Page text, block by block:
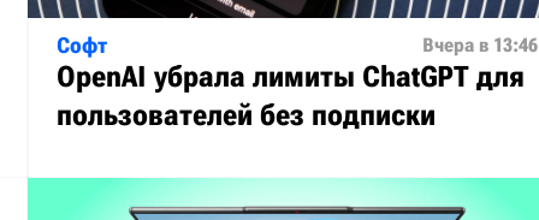
Софт Вчера в 13:46
OpenAI убрала лимиты ChatGPT для
пользователей без подписки